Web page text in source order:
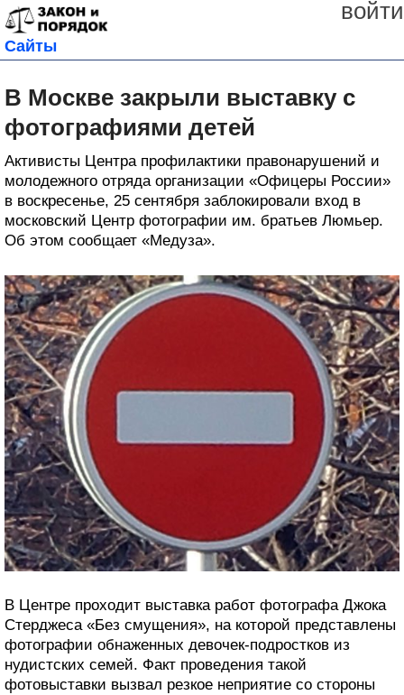
войти
Сайты
В Москве закрыли выставку с
фотографиями детей
Активисты Центра профилактики правонарушений и
молодежного отряда организации «Офицеры России»
в воскресенье, 25 сентября заблокировали вход в
московский Центр фотографии им. братьев Люмьер.
Об этом сообщает «Медуза».
В Центре проходит выставка работ фотографа Джока
Стерджеса «Без смущения», на которой представлены
фотографии обнаженных девочек-подростков из
нудистских семей. Факт проведения такой
фотовыставки вызвал резкое неприятие со стороны